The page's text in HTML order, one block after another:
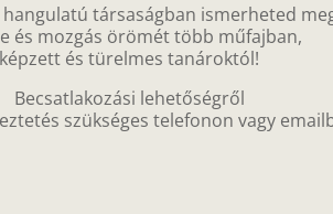
társaságban ismerheted
és mozgás örömét több műfajban,
képzett és türelmes tanároktól!
Becsatlakozási lehetőségről
szükséges telefonon vagy